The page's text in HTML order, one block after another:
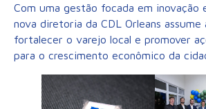
Com uma gestão focada em inovação
nova diretoria da CDL Orleans assume
fortalecer o varejo local e promover
para o crescimento econômico da